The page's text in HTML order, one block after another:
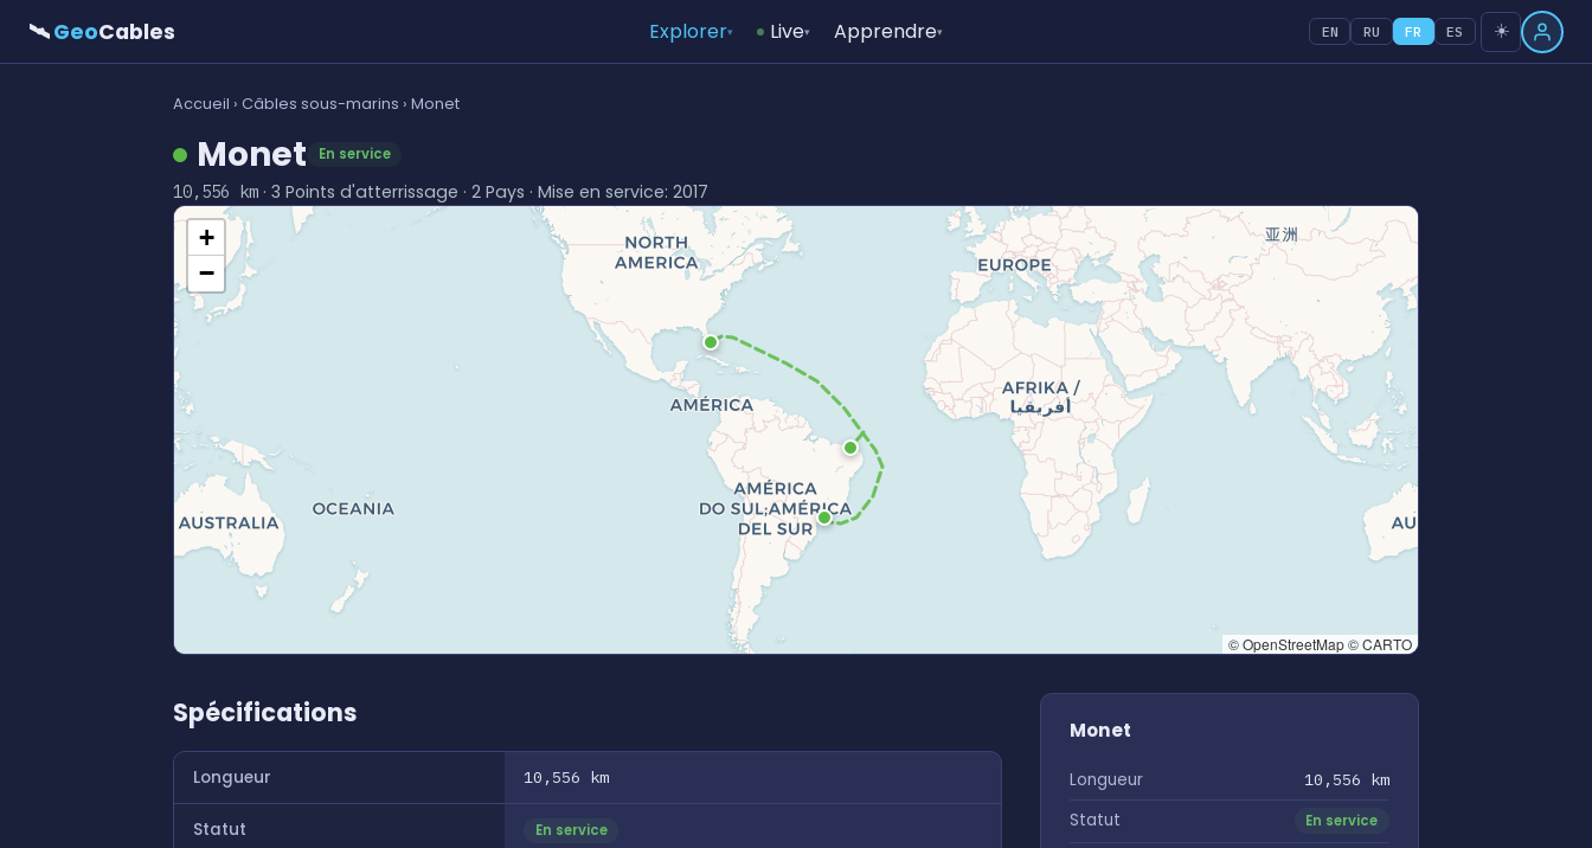
🛰GeoCables Explorer▾ Live▾ Apprendre▾ EN RU FR ES ☀️
Accueil › Câbles sous-marins › Monet
Monet En service
10,556 km · 3 Points d'atterrissage · 2 Pays · Mise en service: 2017
+
−
© OpenStreetMap © CARTO
Spécifications
Longueur 10,556 km
Statut En service
Monet
Longueur 10,556 km
Statut En service